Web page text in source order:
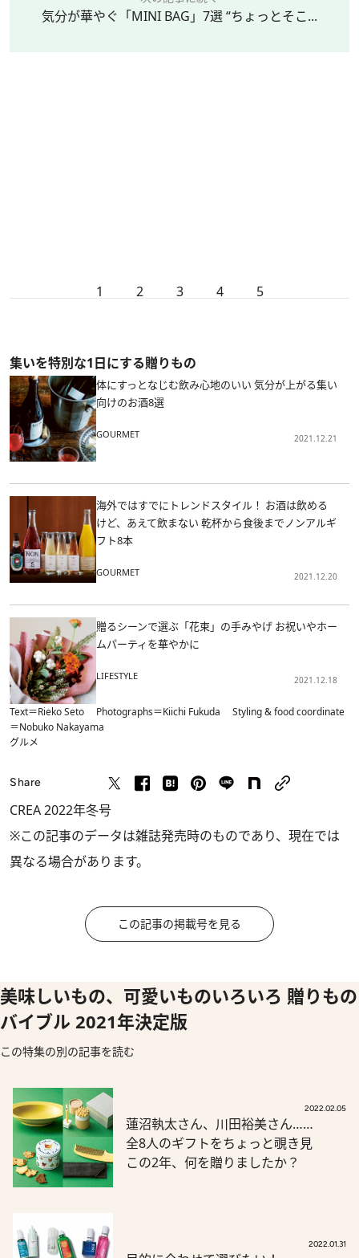
気分が華やぐ「MINI BAG」7選 “ちょっとそこ...
1 2 3 4 5
集いを特別な1日にする贈りもの
体にすっとなじむ飲み心地のいい 気分が上がる集い
向けのお酒8選
GOURMET 2021.12.21
海外ではすでにトレンドスタイル！ お酒は飲める
けど、あえて飲まない 乾杯から食後までノンアルギ
フト8本
GOURMET 2021.12.20
贈るシーンで選ぶ「花束」の手みやげ お祝いやホー
ムパーティを華やかに
LIFESTYLE 2021.12.18
Text＝Rieko Seto Photographs＝Kiichi Fukuda Styling & food coordinate
＝Nobuko Nakayama
グルメ
Share
CREA 2022年冬号
※この記事のデータは雑誌発売時のものであり、現在では
異なる場合があります。
この記事の掲載号を見る
美味しいもの、可愛いものいろいろ 贈りもの
バイブル 2021年決定版
この特集の別の記事を読む
2022.02.05
蓮沼執太さん、川田裕美さん……
全8人のギフトをちょっと覗き見
この2年、何を贈りましたか？
2022.01.31